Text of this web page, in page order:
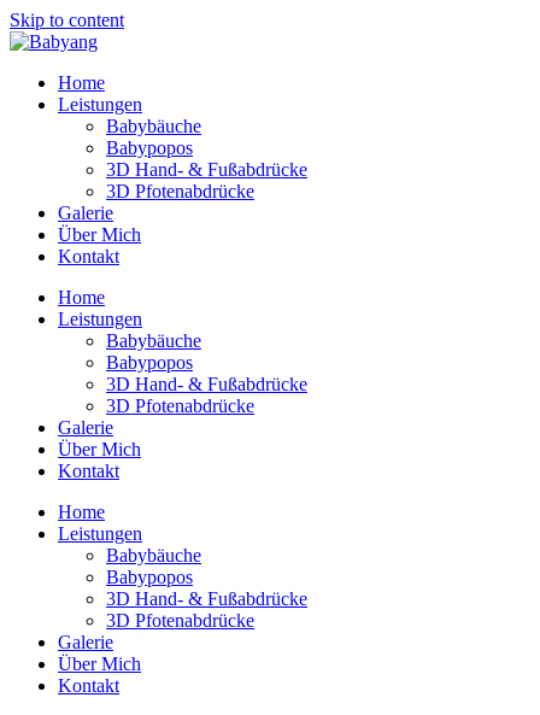
Skip to content
Home
Leistungen
Babybäuche
Babypopos
3D Hand- & Fußabdrücke
3D Pfotenabdrücke
Galerie
Über Mich
Kontakt
Home
Leistungen
Babybäuche
Babypopos
3D Hand- & Fußabdrücke
3D Pfotenabdrücke
Galerie
Über Mich
Kontakt
Home
Leistungen
Babybäuche
Babypopos
3D Hand- & Fußabdrücke
3D Pfotenabdrücke
Galerie
Über Mich
Kontakt